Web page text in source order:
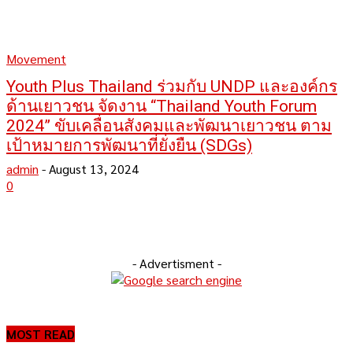
Movement
Youth Plus Thailand ร่วมกับ UNDP และองค์กร
ด้านเยาวชน จัดงาน “Thailand Youth Forum
2024” ขับเคลื่อนสังคมและพัฒนาเยาวชน ตาม
เป้าหมายการพัฒนาที่ยั่งยืน (SDGs)
admin -August 13, 2024
0
- Advertisment -
MOST READ